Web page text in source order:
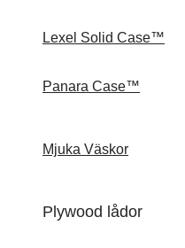
Lexel Solid Case™
Panara Case™
Mjuka Väskor
Plywood lådor